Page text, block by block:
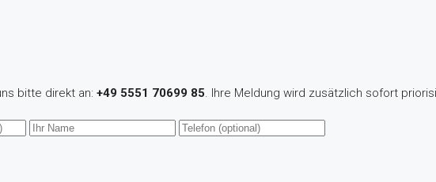
bitte direkt an: +49 5551 70699 85. Ihre Meldung wird zusätzlich sofort